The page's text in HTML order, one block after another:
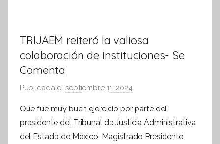
TRIJAEM reiteró la valiosa
colaboración de instituciones- Se
Comenta
Publicada el septiembre 11, 2024
r
S
í
Que fue muy buen ejercicio por parte del
presidente del Tribunal de Justicia Administrativa
del Estado de México, Magistrado Presidente